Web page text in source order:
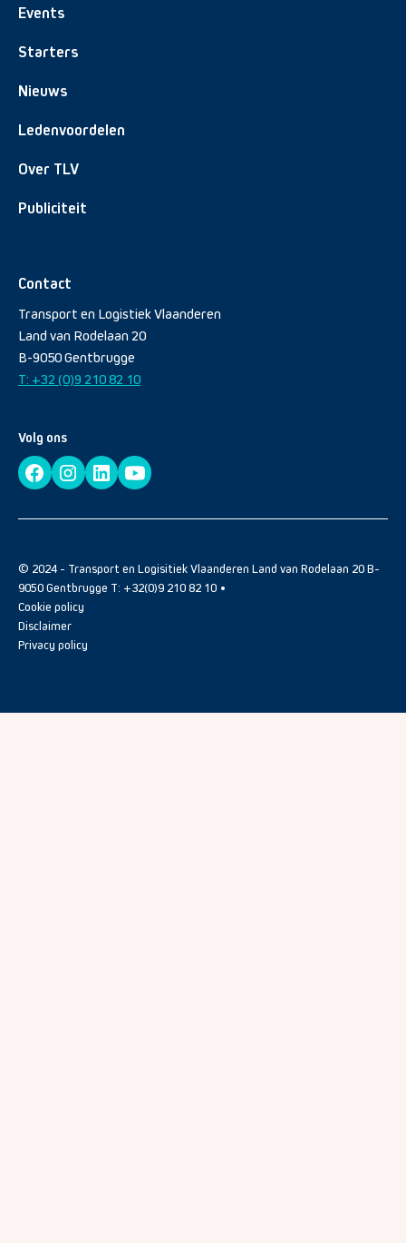
Events
Starters
Nieuws
Ledenvoordelen
Over TLV
Publiciteit
Contact
Transport en Logistiek Vlaanderen
Land van Rodelaan 20
B-9050 Gentbrugge
T: +32 (0)9 210 82 10
Volg ons
© 2024 - Transport en Logisitiek Vlaanderen Land van Rodelaan 20 B-
9050 Gentbrugge T: +32(0)9 210 82 10 •
Cookie policy
Disclaimer
Privacy policy